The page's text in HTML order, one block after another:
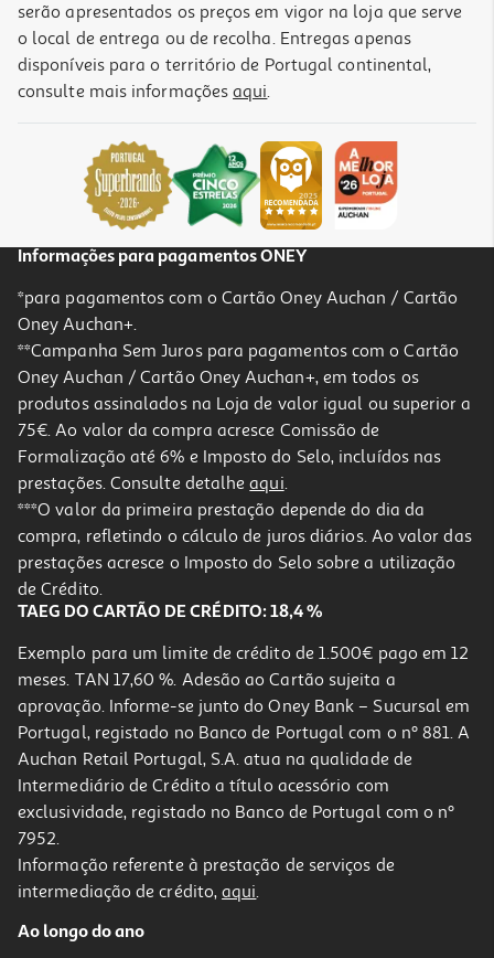
serão apresentados os preços em vigor na loja que serve
o local de entrega ou de recolha. Entregas apenas
disponíveis para o território de Portugal continental,
consulte mais informaçõesaqui.
Informações para pagamentos ONEY
*para pagamentos com o Cartão Oney Auchan / Cartão
Oney Auchan+.
**Campanha Sem Juros para pagamentos com o Cartão
Oney Auchan / Cartão Oney Auchan+, em todos os
produtos assinalados na Loja de valor igual ou superior a
75€. Ao valor da compra acresce Comissão de
Formalização até 6% e Imposto do Selo, incluídos nas
prestações. Consulte detalheaqui.
***O valor da primeira prestação depende do dia da
compra, refletindo o cálculo de juros diários. Ao valor das
prestações acresce o Imposto do Selo sobre a utilização
de Crédito.
TAEG DO CARTÃO DE CRÉDITO: 18,4 %
Exemplo para um limite de crédito de 1.500€ pago em 12
meses. TAN 17,60 %. Adesão ao Cartão sujeita a
aprovação. Informe-se junto do Oney Bank – Sucursal em
Portugal, registado no Banco de Portugal com o nº 881. A
Auchan Retail Portugal, S.A. atua na qualidade de
Intermediário de Crédito a título acessório com
exclusividade, registado no Banco de Portugal com o nº
7952.
Informação referente à prestação de serviços de
intermediação de crédito,aqui.
Ao longo do ano